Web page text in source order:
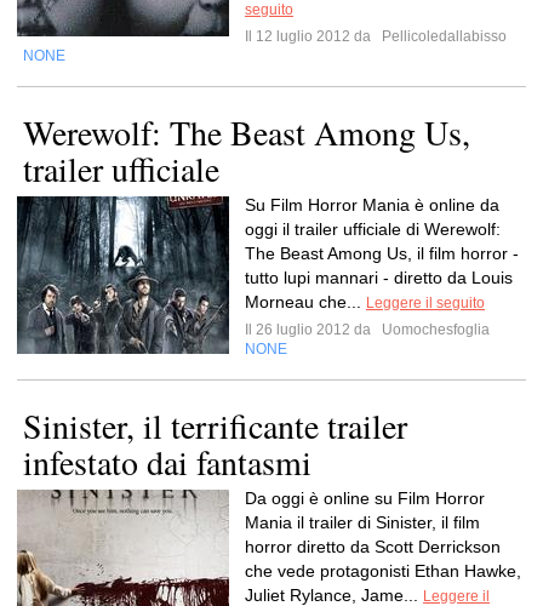
seguito
Il 12 luglio 2012 da
Pellicoledallabisso
NONE
Werewolf: The Beast Among Us,
trailer ufficiale
Su Film Horror Mania è online da
oggi il trailer ufficiale di Werewolf:
The Beast Among Us, il film horror -
tutto lupi mannari - diretto da Louis
Morneau che...
Leggere il seguito
Il 26 luglio 2012 da
Uomochesfoglia
NONE
Sinister, il terrificante trailer
infestato dai fantasmi
Da oggi è online su Film Horror
Mania il trailer di Sinister, il film
horror diretto da Scott Derrickson
che vede protagonisti Ethan Hawke,
Juliet Rylance, Jame...
Leggere il